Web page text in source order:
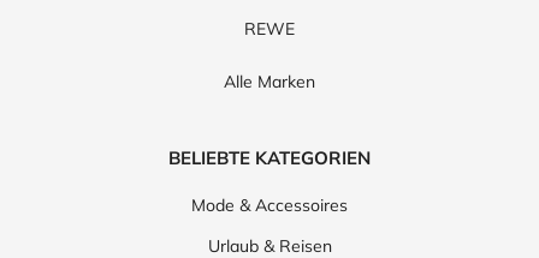
REWE
Alle Marken
BELIEBTE KATEGORIEN
Mode & Accessoires
Urlaub & Reisen